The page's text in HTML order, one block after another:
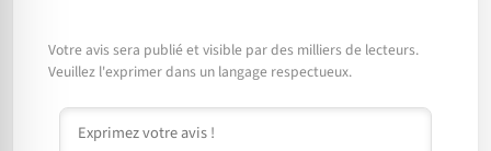
Votre avis sera publié et visible par des milliers de lecteurs.
Veuillez l'exprimer dans un langage respectueux.
Commentaire